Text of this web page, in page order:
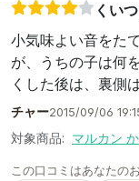
くい
小気味よい音をた
が、うちの子は何
くした後は、裏側
チャー2015/09/06
対象商品: マルカン
この口コミはあなたの